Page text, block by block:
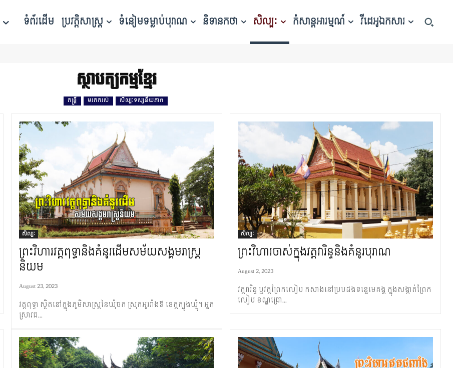
ទំព័រដើម ប្រវត្តិសាស្ត្រ ទំនៀមទម្លាប់បុរាណ និទានកថា សិល្បៈ កំសាន្តអារម្មណ៍ វីដេអូឯកសារ
ស្ថាបត្យកម្មខ្មែរ
តន្ត្រី មរតករស់ សិល្បៈទស្សនីយភាព
សិល្បៈ
ព្រះវិហារ​វត្ត​ពុទ្ធានិង​គំនូរ​ដើម​សម័យ​សង្គម​រាស្រ្ត​
និយម
August 23, 2023
វត្ត​ពុទ្ធា​​ ស្ថិត​នៅក្នុង​ភូមិសាស្រ្ត​នៃ​ឃុំចក ស្រុក​អូររាំង​ឪ ខេត្ត​ត្បូងឃ្មុំ។ អ្នក​
ស្រាវជ...
សិល្បៈ
ព្រះវិហារ​ចាស់ក្នុង​វត្ត​វារិន្ទនិង​គំនូរ​បុរាណ
August 2, 2023
​វត្ត​វារិន្ទ ឬវត្ត​ព្រែក​លៀប កសាង​នៅ​​ប្រប​ដង​ទន្លេ​មេគង្គ ក្នុង​សង្កាត់​ព្រែក​​
លៀប ខណ្ឌ​ជ្រោ...